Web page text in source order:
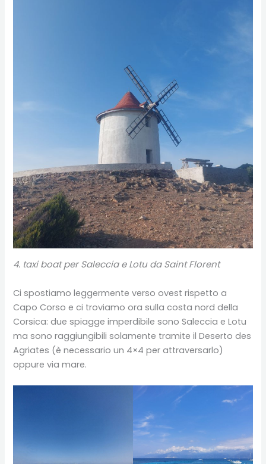
4. taxi boat per Saleccia e Lotu da Saint Florent
Ci spostiamo leggermente verso ovest rispetto a
Capo Corso e ci troviamo ora sulla costa nord della
Corsica: due spiagge imperdibile sono Saleccia e Lotu
ma sono raggiungibili solamente tramite il Deserto des
Agriates (è necessario un 4×4 per attraversarlo)
oppure via mare.